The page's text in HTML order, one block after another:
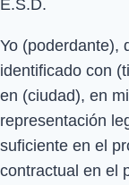
E.S.D.
Yo (poderdante),
identificado con
en (ciudad), en
representación
suficiente en el
contractual en el